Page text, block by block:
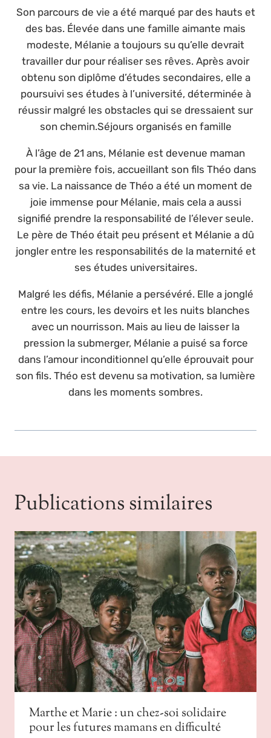
Son parcours de vie a été marqué par des hauts et
des bas. Élevée dans une famille aimante mais
modeste, Mélanie a toujours su qu’elle devrait
travailler dur pour réaliser ses rêves. Après avoir
obtenu son diplôme d’études secondaires, elle a
poursuivi ses études à l’université, déterminée à
réussir malgré les obstacles qui se dressaient sur
son chemin.Séjours organisés en famille
À l’âge de 21 ans, Mélanie est devenue maman
pour la première fois, accueillant son fils Théo dans
sa vie. La naissance de Théo a été un moment de
joie immense pour Mélanie, mais cela a aussi
signifié prendre la responsabilité de l’élever seule.
Le père de Théo était peu présent et Mélanie a dû
jongler entre les responsabilités de la maternité et
ses études universitaires.
Malgré les défis, Mélanie a persévéré. Elle a jonglé
entre les cours, les devoirs et les nuits blanches
avec un nourrisson. Mais au lieu de laisser la
pression la submerger, Mélanie a puisé sa force
dans l’amour inconditionnel qu’elle éprouvait pour
son fils. Théo est devenu sa motivation, sa lumière
dans les moments sombres.
Publications similaires
Marthe et Marie : un chez-soi solidaire
pour les futures mamans en difficulté